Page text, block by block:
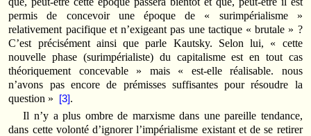
permis de concevoir une époque de « surimpérialisme »
relativement pacifique et n’exigeant pas une tactique « brutale » ?
C’est précisément ainsi que parle Kautsky. Selon lui, « cette
nouvelle phase (surimpérialiste) du capitalisme est en tout cas
théoriquement concevable » mais « est-elle réalisable. nous
n’avons pas encore de prémisses suffisantes pour résoudre la
question »
[3].
Il n’y a plus ombre de marxisme dans une pareille tendance,
dans cette volonté d’ignorer l’impérialisme existant et de se retirer